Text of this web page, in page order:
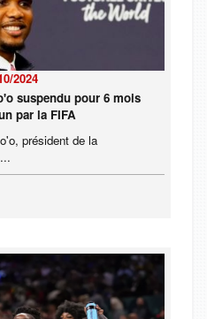
2024
suspendu pour 6 mois
par la FIFA
président de la